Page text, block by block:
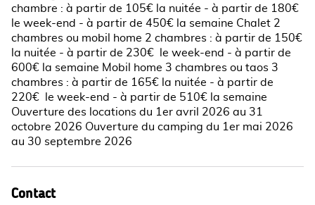
chambre : à partir de 105€ la nuitée - à partir de 180€
le week-end - à partir de 450€ la semaine Chalet 2
chambres ou mobil home 2 chambres : à partir de 150€
la nuitée - à partir de 230€ le week-end - à partir de
600€ la semaine Mobil home 3 chambres ou taos 3
chambres : à partir de 165€ la nuitée - à partir de
220€ le week-end - à partir de 510€ la semaine
Ouverture des locations du 1er avril 2026 au 31
octobre 2026 Ouverture du camping du 1er mai 2026
au 30 septembre 2026
Contact